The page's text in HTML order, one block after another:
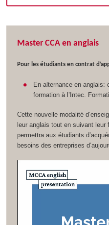
Master CCA en anglais
Pour les étudiants en contrat
En alternance en anglais:
formation à l’Intec.
Cette nouvelle modalité
leur anglais tout en suivant leur
permettra aux étudiants
besoins des entreprises